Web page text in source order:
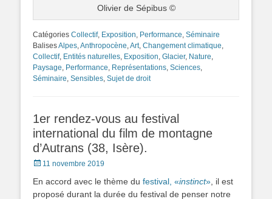
Olivier de Sépibus ©
Catégories Collectif, Exposition, Performance, Séminaire
BalisesAlpes,Anthropocène,Art, Changement climatique,
Collectif, Entités naturelles, Exposition, Glacier, Nature,
Paysage, Performance, Représentations, Sciences,
Séminaire, Sensibles, Sujet de droit
1er rendez-vous au festival
international du film de montagne
d’Autrans (38, Isère).
Posted
11 novembre 2019
En accord avec le thème du festival, «instinct» , il est
proposé durant la durée du festival de penser notre